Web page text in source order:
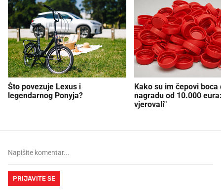
Što povezuje Lexus i
legendarnog Ponyja?
Kako su im čepovi boca
nagradu od 10.000
vjerovali"
PRIJAVITE SE